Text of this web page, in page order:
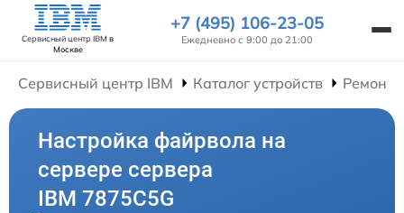
Сервисный центр IBM в
Москве
+7 (495) 106-23-05
Ежедневно с 9:00 до 21:00
Сервисный центр IBM Каталог устройств Ремонт
Настройка файрвола на
сервере сервера
IBM 7875C5G